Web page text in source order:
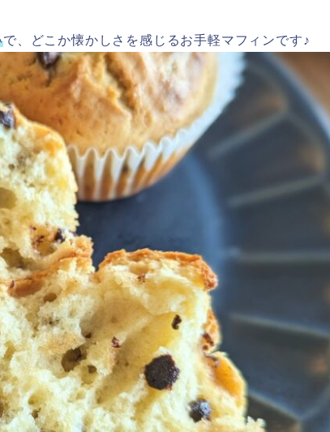
で、どこか懐かしさを感じるお手軽マフィンです♪